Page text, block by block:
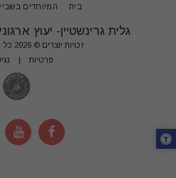
גלית גרינשטיין- יעוץ
זכויות יוצרים © 2026 כל הזכויות שמורות
פרטיות |
בית המיוחדים